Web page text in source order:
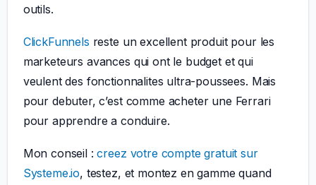
outils.
ClickFunnels reste un excellent produit pour les
marketeurs avances qui ont le budget et qui
veulent des fonctionnalites ultra-poussees. Mais
pour debuter, c’est comme acheter une Ferrari
pour apprendre a conduire.
Mon conseil :creez votre compte gratuit sur
Systeme.io, testez, et montez en gamme quand